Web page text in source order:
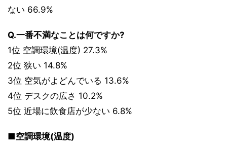
ない 66.9%
Q.一番不満なことは何ですか?
1位 空調環境(温度) 27.3%
2位 狭い 14.8%
3位 空気がよどんでいる 13.6%
4位 デスクの広さ 10.2%
5位 近場に飲食店が少ない 6.8%
■空調環境(温度)